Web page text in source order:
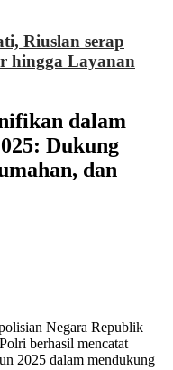
Riuslan serap
hingga Layanan
dalam
Dukung
dan
Negara Republik
berhasil mencatat
2025 dalam mendukung